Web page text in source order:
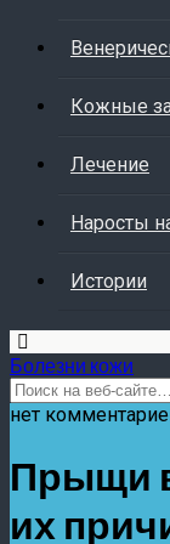
Кожные
Лечение
Наросты
Истории
Болезни кожи
нет
Прыщи
их